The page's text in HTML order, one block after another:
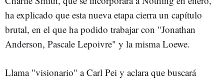
ha explicado que esta nueva etapa cierra un capítulo
brutal, en el que ha podido trabajar con "Jonathan
Anderson, Pascale Lepoivre" y la misma Loewe.
Llama "visionario" a Carl Pei y aclara que buscará